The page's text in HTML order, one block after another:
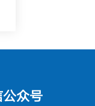
众号